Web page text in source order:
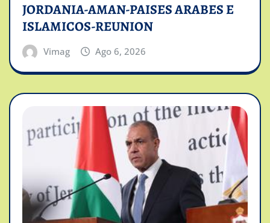
JORDANIA-AMAN-PAISES ARABES E
ISLAMICOS-REUNION
Vimag Ago 6, 2026